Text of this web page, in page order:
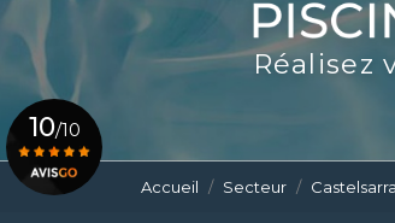
Réalisez
10/10
Accueil Secteur